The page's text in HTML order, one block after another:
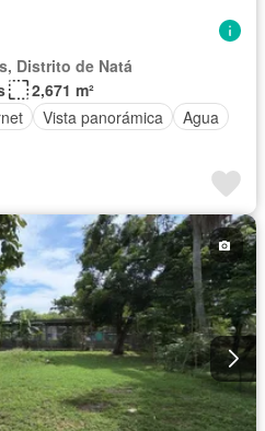
Distrito de Natá
2,671 m²
Vista panorámica
Agua